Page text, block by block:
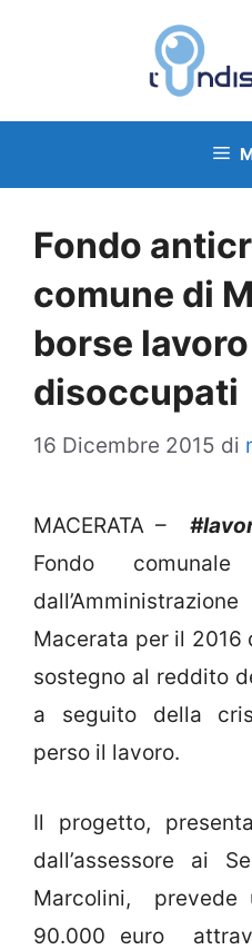
Fondo
comune di
borse
disoccupati
16 Dicembre 2015 di
MACERATA –
Fondo
Macerata per il 2016
sostegno al reddito
a seguito della
perso il lavoro.
Il progetto,
dall’assessore ai
Marcolini, prevede
90.000 euro